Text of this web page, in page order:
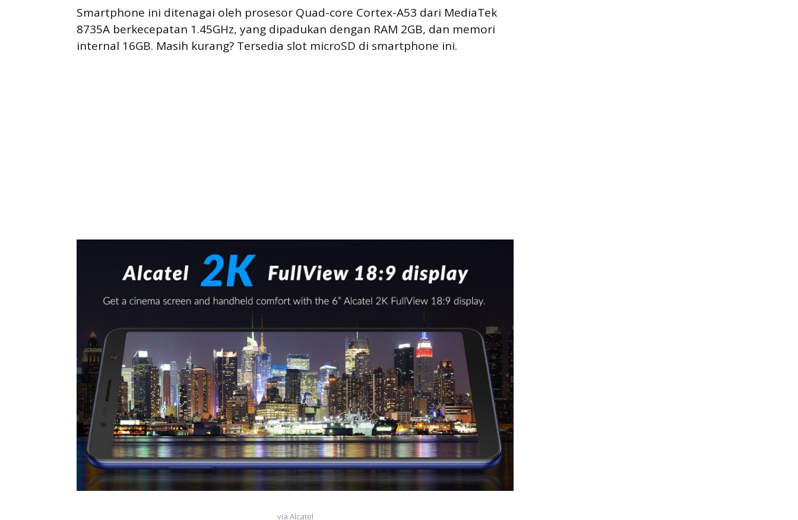
Smartphone ini ditenagai oleh prosesor Quad-core Cortex-A53 dari MediaTek
8735A berkecepatan 1.45GHz, yang dipadukan dengan RAM 2GB, dan memori
internal 16GB. Masih kurang? Tersedia slot microSD di smartphone ini.
via Alcatel